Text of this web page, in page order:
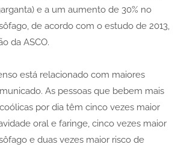
e a um aumento de 30% no
de acordo com o estudo de 2013,
da ASCO.
está relacionado com maiores
As pessoas que bebem mais
por dia têm cinco vezes maior
oral e faringe, cinco vezes maior
e duas vezes maior risco de